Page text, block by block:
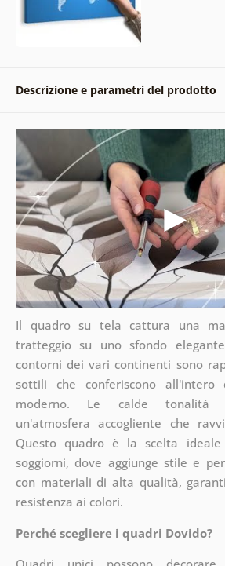
Descrizione e parametri del prodotto
Il quadro su tela cattura una
tratteggio su uno sfondo
contorni dei vari continenti sono
sottili che conferiscono all'intero
moderno. Le calde tonalità
un'atmosfera accogliente che
Questo quadro è la scelta
soggiorni, dove aggiunge stile e
con materiali di alta qualità,
resistenza ai colori.
Perché scegliere i quadri Dovido?